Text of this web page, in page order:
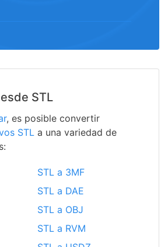
STL
, es posible convertir
STL a una variedad de
STL a 3MF
STL a DAE
STL a OBJ
STL a RVM